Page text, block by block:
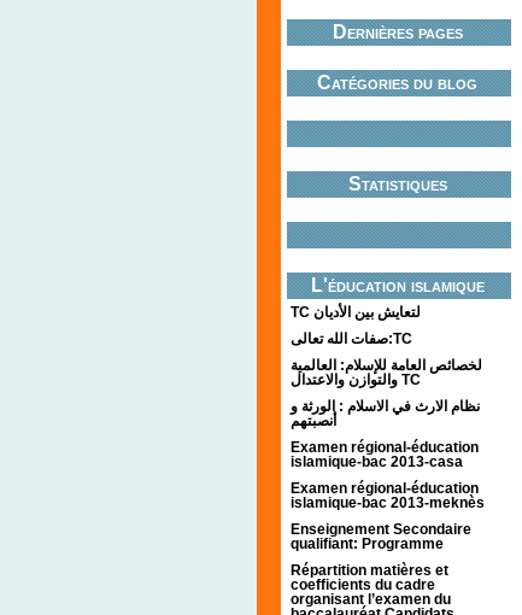
Dernières pages
Catégories du blog
Statistiques
L'éducation islamique
TC لتعايش بين الأديان
صفات الله تعالى:TC
لخصائص العامة للإسلام: العالمية
والتوازن والاعتدال TC
نظام الارث في الاسلام : الورثة و
أنصبتهم
Examen régional-éducation
islamique-bac 2013-casa
Examen régional-éducation
islamique-bac 2013-meknès
Enseignement Secondaire
qualifiant: Programme
Répartition matières et
coefficients du cadre
organisant l’examen du